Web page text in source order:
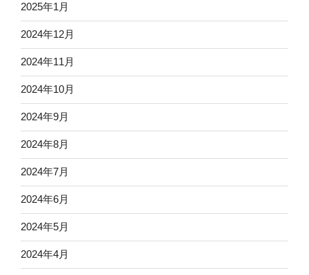
2025年1月
2024年12月
2024年11月
2024年10月
2024年9月
2024年8月
2024年7月
2024年6月
2024年5月
2024年4月